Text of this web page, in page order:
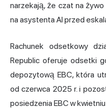
narzekają, że czat na
na asystenta AI przed
Rachunek odsetkowy
Republic oferuje odsetki
depozytową EBC, która
od czerwca 2025 r. i
posiedzenia EBC w